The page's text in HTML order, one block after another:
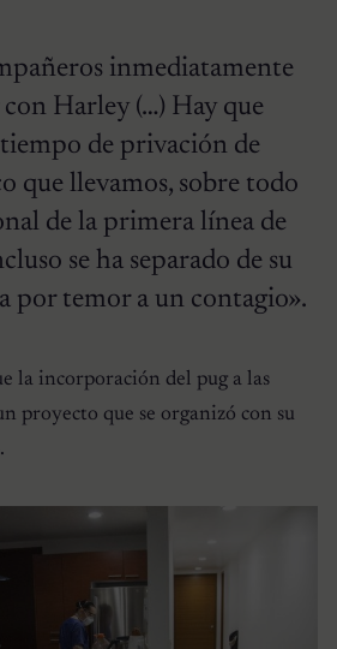
inmediatamente
Harley (…) Hay que
de privación de
que llevamos, sobre todo
de la primera línea de
se ha separado de su
por temor a un contagio».
la incorporación del pug a las
proyecto que se organizó con su